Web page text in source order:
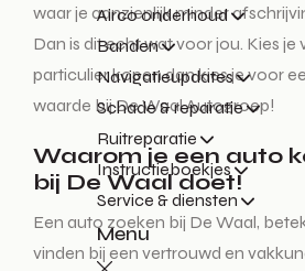
Airco onderhoud
Banden
Navigatieupdates
Schade & reparatie
Ruitreparatie
Instructieboekjes
Service & diensten
Menu
waar je aanzienlijk minder
Dan is dit echt wat voor jou. Kies je
particulier kopen dan kies je voor
waarde bij De Waal Autogroep!
Waarom je een auto
bij De Waal doet!
Een auto zoeken bij De Waal,
vinden bij een vertrouwd en